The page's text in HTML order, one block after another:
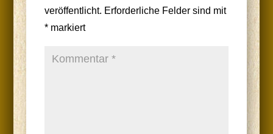
veröffentlicht. Erforderliche Felder sind mit
*markiert